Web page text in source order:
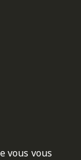
vous vous